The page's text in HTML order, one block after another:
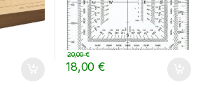
18,00€
20,00€